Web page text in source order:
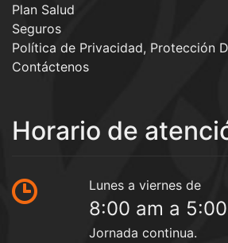
Plan Salud
Seguros
Política de Privacidad, Protección
Contáctenos
Horario de
Lunes a viernes de
8:00 am a
Jornada continua.